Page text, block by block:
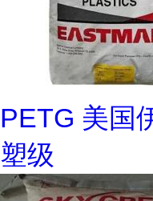
PETG 美国
塑级